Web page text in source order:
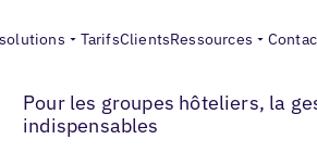
TarifsClientsRessources
Blogs> Optimisation des fiches locales>
Pour les groupes hôteliers, la
indispensables